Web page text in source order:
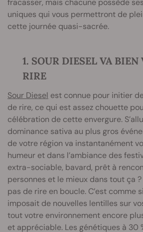
fracasser, mais chacune possède
uniques qui vous permettront de
cette journée quasi-sacrée.
1. SOUR DIESEL VA BIEN
RIRE
Sour Diesel est connue pour initier
de rire, ce qui est assez chouette
célébration de cette envergure.
dominance sativa au plus gros
de votre région va instantanément
humeur et dans l’ambiance des
extra-sociable, bavard, prêt à
personnes et le mieux dans tout ça ?
pas de rire en boucle. C’est comme
imposait de nouvelles lentilles sur
tout votre environnement encore
et appréciable. Les génétiques à 30